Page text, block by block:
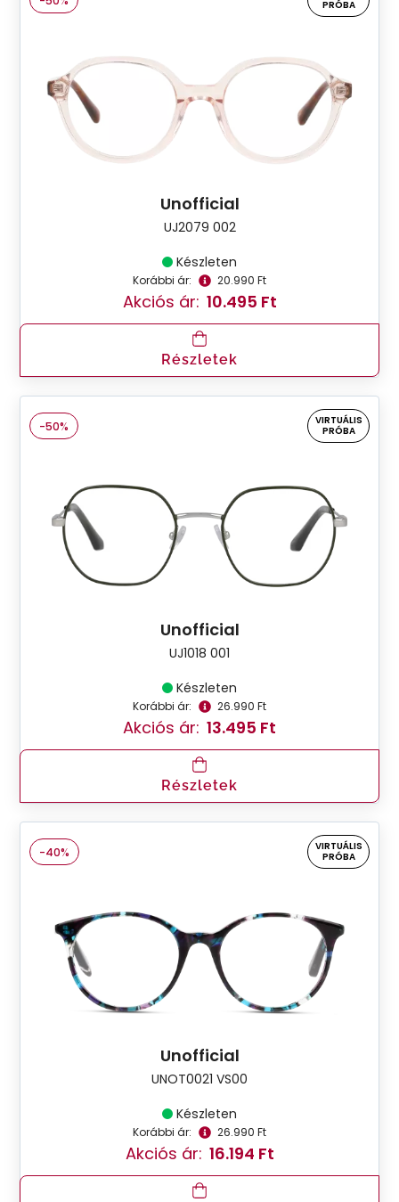
PRÓBA
Unofficial
UJ2079 002
Készleten
Korábbi ár: 20.990 Ft
Akciós ár: 10.495 Ft
Részletek
-50%
VIRTUÁLIS
PRÓBA
Unofficial
UJ1018 001
Készleten
Korábbi ár: 26.990 Ft
Akciós ár: 13.495 Ft
Részletek
-40%
VIRTUÁLIS
PRÓBA
Unofficial
UNOT0021 VS00
Készleten
Korábbi ár: 26.990 Ft
Akciós ár: 16.194 Ft